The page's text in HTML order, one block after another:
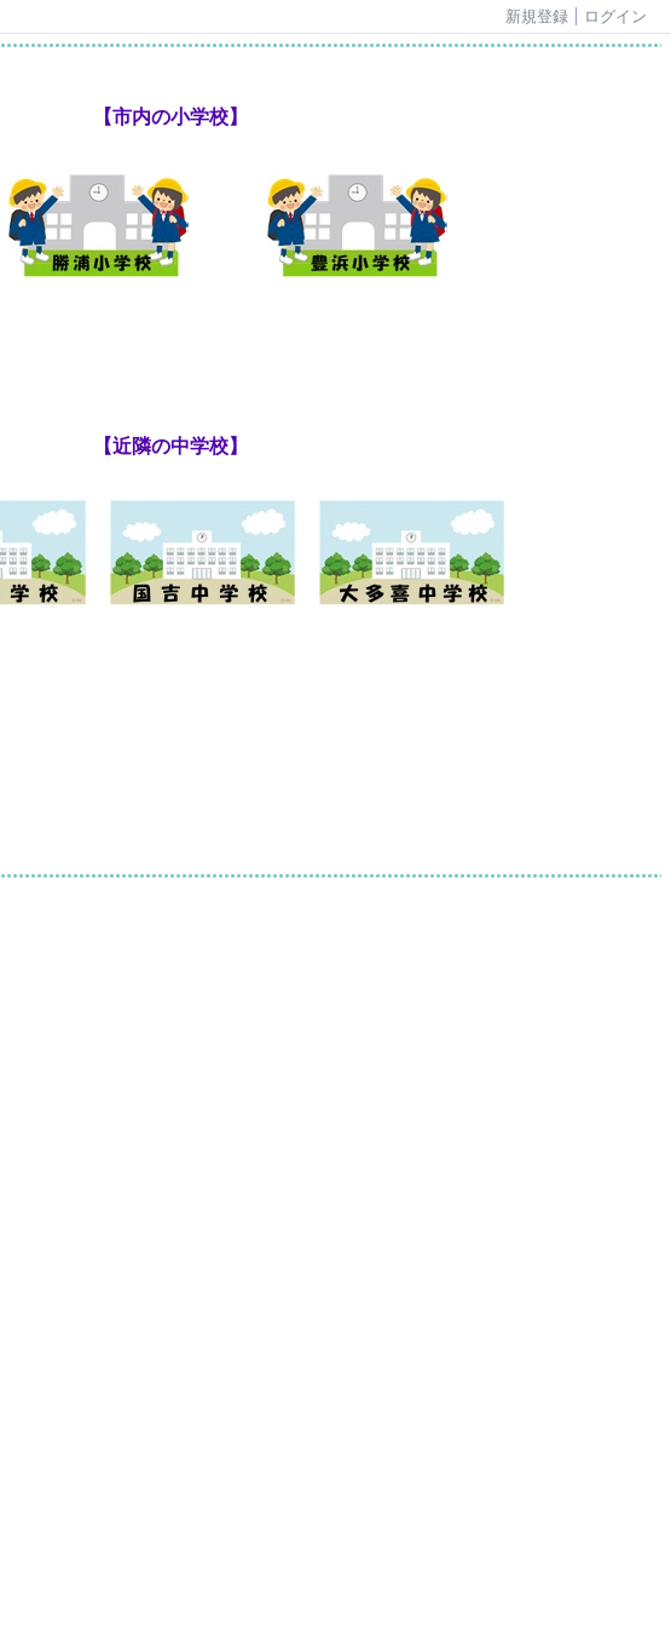
新規登録 ログイン
【市内の小学校】
【近隣の中学校】